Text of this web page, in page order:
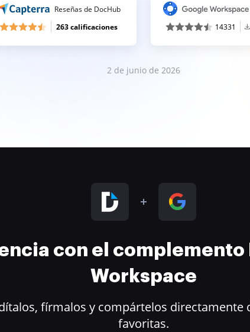
Reseñas de DocHub
263 calificaciones
14331
2 de junio de 2026
con el complemento
Workspace
fírmalos y compártelos directamente
favoritas.